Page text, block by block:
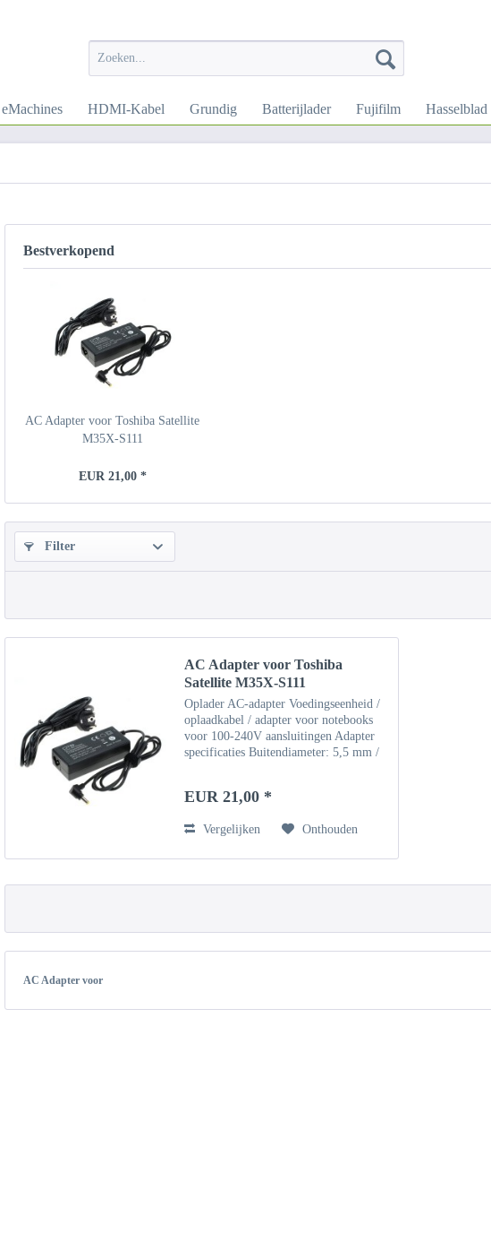
eMachines HDMI-Kabel Grundig Batterijlader Fujifilm Hasselblad
Bestverkopend
AC Adapter voor Toshiba Satellite
M35X-S111
EUR 21,00 *
Filter
AC Adapter voor Toshiba
Satellite M35X-S111
Oplader AC-adapter Voedingseenheid /
oplaadkabel / adapter voor notebooks
voor 100-240V aansluitingen Adapter
specificaties Buitendiameter: 5,5 mm /
EUR 21,00 *
Vergelijken Onthouden
AC Adapter voor